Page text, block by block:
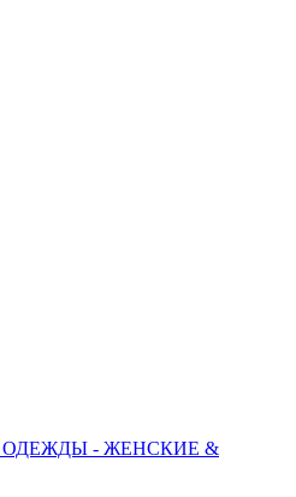
ОДЕЖДЫ - ЖЕНСКИЕ &